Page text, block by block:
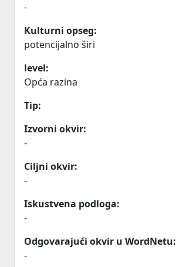
-
Kulturni opseg:
potencijalno širi
level:
Opća razina
Tip:
Izvorni okvir:
-
Ciljni okvir:
-
Iskustvena podloga:
-
Odgovarajući okvir u WordNetu:
-